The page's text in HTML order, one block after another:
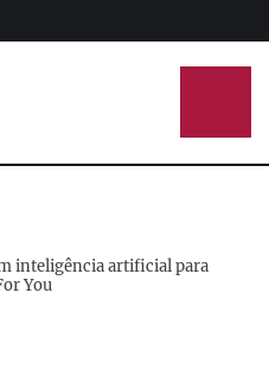
inteligência artificial para
You